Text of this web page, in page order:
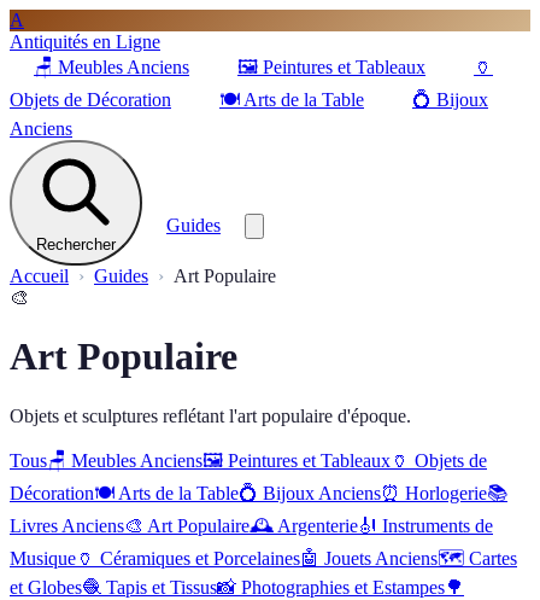
A
Antiquités en Ligne
🪑 Meubles Anciens 🖼️ Peintures et Tableaux
🏺
Objets de Décoration
🍽️ Arts de la Table 💍 Bijoux
Anciens
Rechercher
Guides
Accueil Guides
Art Populaire
🎨
Art Populaire
Objets et sculptures reflétant l'art populaire d'époque.
Tous🪑 Meubles Anciens🖼️ Peintures et Tableaux 🏺 Objets de
Décoration🍽️ Arts de la Table💍 Bijoux Anciens⏰ Horlogerie📚
Livres Anciens🎨 Art Populaire🕰️ Argenterie🎻 Instruments de
Musique 🏺 Céramiques et Porcelaines🤖 Jouets Anciens🗺️ Cartes
et Globes🧶 Tapis et Tissus📸 Photographies et Estampes🌳